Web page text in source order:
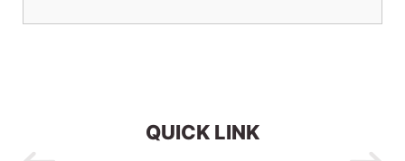
QUICK LINK